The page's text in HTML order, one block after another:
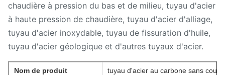
chaudière à pression du bas et de milieu, tuyau d'acier
à haute pression de chaudière, tuyau d'acier d'alliage,
tuyau d'acier inoxydable, tuyau de fissuration d'huile,
tuyau d'acier géologique et d'autres tuyaux d'acier.
Nom de produit tuyau d'acier au carbone sans